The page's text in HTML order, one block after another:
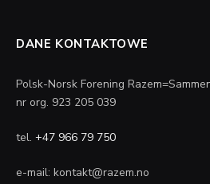
DANE KONTAKTOWE
Polsk-Norsk Forening
nr org. 923 205 039
tel. +47 966 79 750
e-mail: kontakt@razem.no